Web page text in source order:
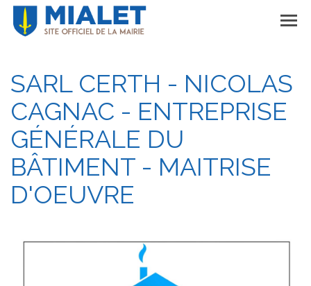
SARL CERTH - NICOLAS
CAGNAC - ENTREPRISE
GÉNÉRALE DU
BÂTIMENT - MAITRISE
D'OEUVRE